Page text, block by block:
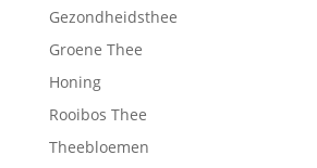
Gezondheidsthee
Groene Thee
Honing
Rooibos Thee
Theebloemen